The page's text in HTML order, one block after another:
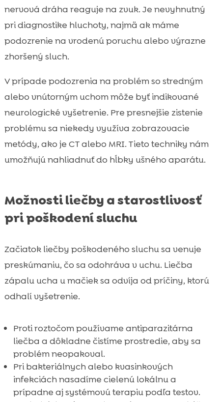
nervová dráha reaguje na zvuk. Je nevyhnutný
pri diagnostike hluchoty, najmä ak máme
podozrenie na vrodenú poruchu alebo výrazne
zhoršený sluch.
V prípade podozrenia na problém so stredným
alebo vnútorným uchom môže byť indikované
neurologické vyšetrenie. Pre presnejšie zistenie
problému sa niekedy využíva zobrazovacie
metódy, ako je CT alebo MRI. Tieto techniky nám
umožňujú nahliadnuť do hĺbky ušného aparátu.
Možnosti liečby a starostlivosť
pri poškodení sluchu
Začiatok liečby poškodeného sluchu sa venuje
preskúmaniu, čo sa odohráva v uchu. Liečba
zápalu ucha u mačiek sa odvíja od príčiny, ktorú
odhalí vyšetrenie.
Proti roztočom používame antiparazitárna
liečba a dôkladne čistíme prostredie, aby sa
problém neopakoval.
Pri bakteriálnych alebo kvasinkových
infekciách nasadíme cielenú lokálnu a
prípadne aj systémovú terapiu podľa testov.